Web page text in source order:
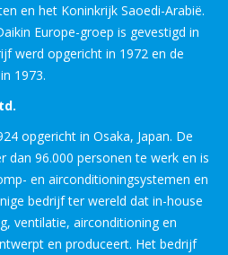
en het Koninkrijk Saoedi-Arabië.
Europe-groep is gevestigd in
werd opgericht in 1972 en de
1973.
opgericht in Osaka, Japan. De
dan 96.000 personen te werk en is
en airconditioningsystemen en
bedrijf ter wereld dat in-house
ventilatie, airconditioning en
en produceert. Het bedrijf